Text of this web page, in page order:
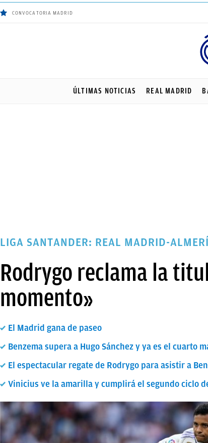
CONVOCATORIA MADRID
ÚLTIMAS NOTICIAS REAL MADRID
LIGA SANTANDER: REAL MADRID-
Rodrygo reclama la
momento»
El Madrid gana de paseo
Benzema supera a Hugo Sánchez y ya es el cuarto
El espectacular regate de Rodrygo para asistir a
Vinicius ve la amarilla y cumplirá el segundo ciclo